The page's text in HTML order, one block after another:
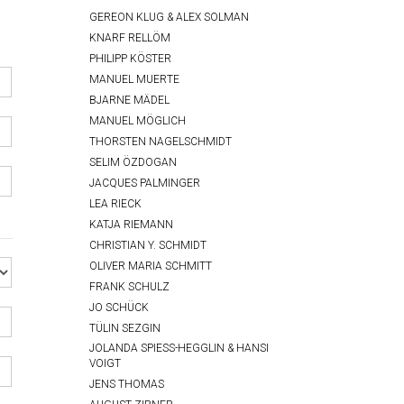
GEREON KLUG & ALEX SOLMAN
KNARF RELLÖM
PHILIPP KÖSTER
MANUEL MUERTE
BJARNE MÄDEL
MANUEL MÖGLICH
THORSTEN NAGELSCHMIDT
SELIM ÖZDOGAN
JACQUES PALMINGER
LEA RIECK
KATJA RIEMANN
CHRISTIAN Y. SCHMIDT
OLIVER MARIA SCHMITT
FRANK SCHULZ
JO SCHÜCK
TÜLIN SEZGIN
JOLANDA SPIESS-HEGGLIN & HANSI
VOIGT
JENS THOMAS